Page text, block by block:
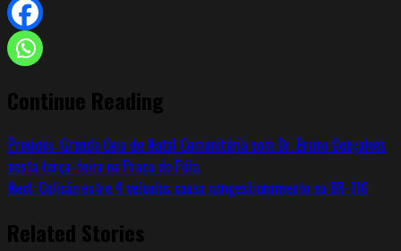
Continue Reading
Previous: Grande Ceia de Natal Comunitária com Dr. Bruno Gonçalves
nesta terça-feira na Praça do Pólo.
Next: Colisão entre 4 veículos causa congestionamento na BR-116
Related Stories